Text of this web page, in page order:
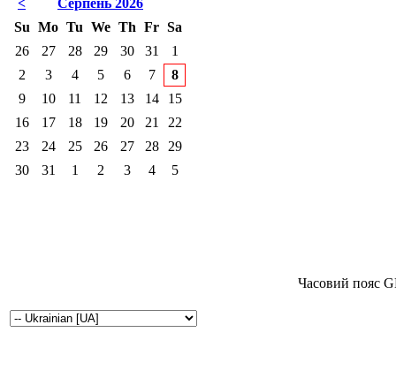
<
Серпень 2026
Su Mo Tu We Th Fr Sa
26
27 28 29 30 31
1
2
3 4 5 6 7
8
9
10 11 12 13 14
15
16
17 18 19 20 21
22
23
24 25 26 27 28
29
30
31 1 2 3 4 5
Часовий пояс